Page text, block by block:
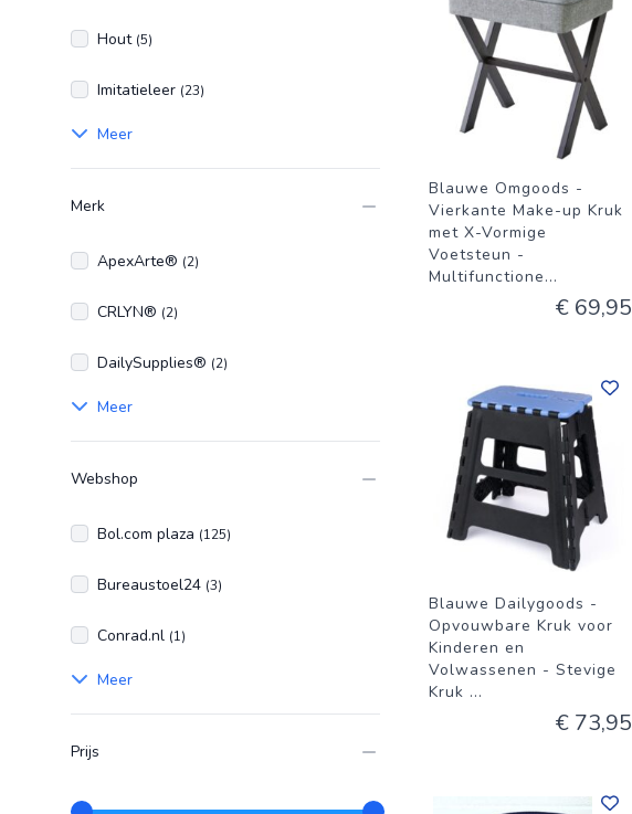
Hout (5)
Imitatieleer (23)
Meer
Merk
ApexArte® (2)
CRLYN® (2)
DailySupplies® (2)
Meer
Webshop
Bol.com plaza (125)
Bureaustoel24 (3)
Conrad.nl (1)
Meer
Prijs
Blauwe Omgoods -
Vierkante Make-up Kruk
met X-Vormige
Voetsteun -
Multifunctione...
€ 69,95
Blauwe Dailygoods -
Opvouwbare Kruk voor
Kinderen en
Volwassenen - Stevige
Kruk ...
€ 73,95